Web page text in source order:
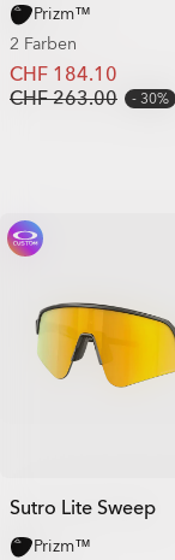
Prizm™
2 Farben
CHF 184.10
CHF 263.00
30%
Sutro Lite Sweep
Prizm™